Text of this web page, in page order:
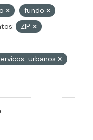
fundo
ZIP
urbanos